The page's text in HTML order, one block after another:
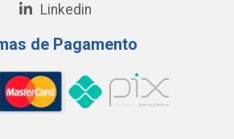
Linkedin
de Pagamento